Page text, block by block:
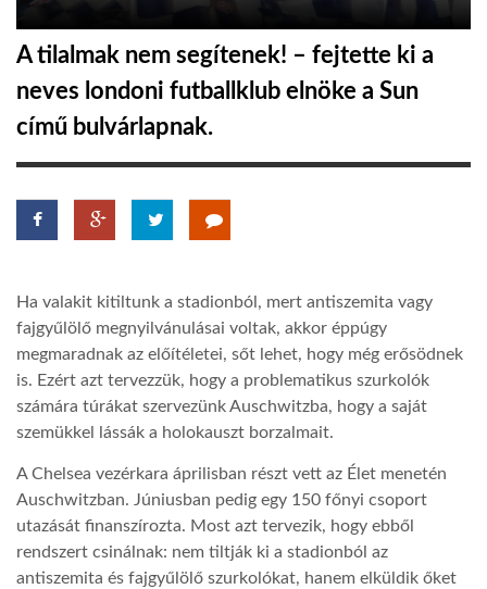
LINKTR.EE
GLOBOZSARU
DOBRAVERO.HU
GLOBOBOOK
A tilalmak nem segítenek! – fejtette ki a
neves londoni futballklub elnöke a Sun
című bulvárlapnak.
Ha valakit kitiltunk a stadionból, mert antiszemita vagy
fajgyűlölő megnyilvánulásai voltak, akkor éppúgy
megmaradnak az előítéletei, sőt lehet, hogy még erősödnek
is. Ezért azt tervezzük, hogy a problematikus szurkolók
számára túrákat szervezünk Auschwitzba, hogy a saját
szemükkel lássák a holokauszt borzalmait.
A Chelsea vezérkara áprilisban részt vett az Élet menetén
Auschwitzban. Júniusban pedig egy 150 főnyi csoport
utazását finanszírozta. Most azt tervezik, hogy ebből
rendszert csinálnak: nem tiltják ki a stadionból az
antiszemita és fajgyűlölő szurkolókat, hanem elküldik őket